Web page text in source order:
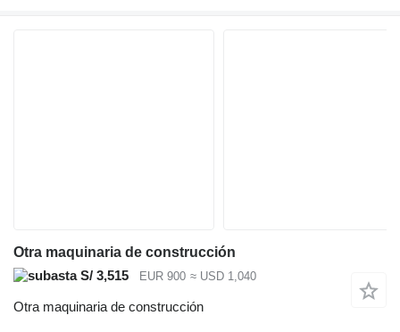
Otra maquinaria de construcción
S/ 3,515
EUR 900 ≈ USD 1,040
Otra maquinaria de construcción